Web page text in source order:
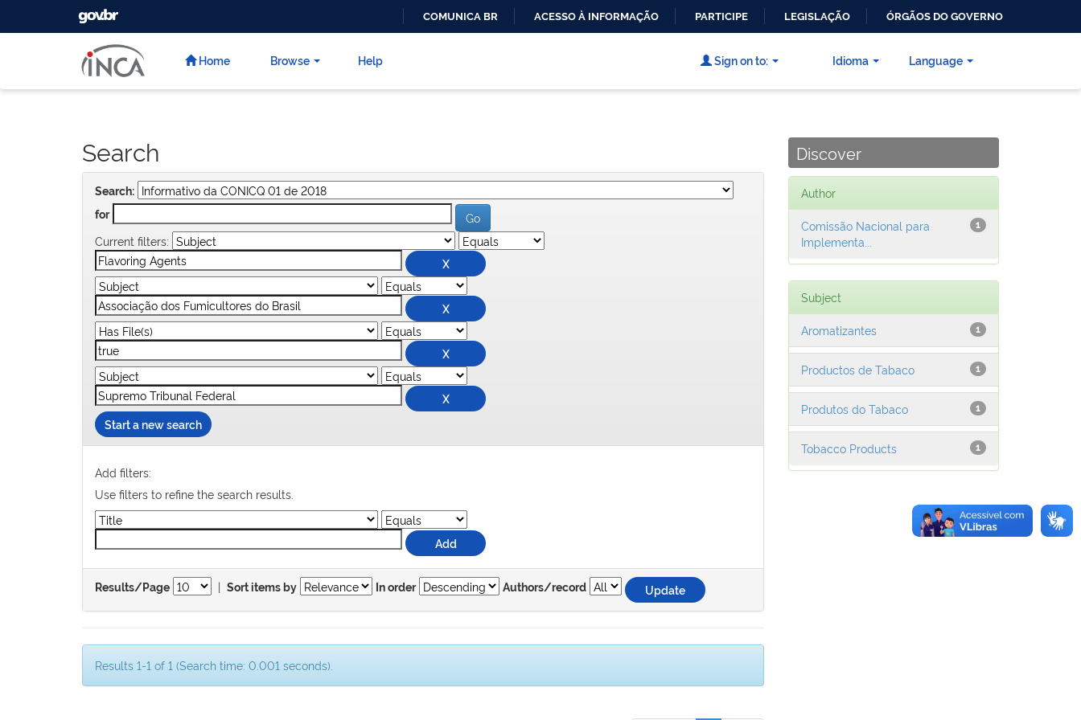
CONTEÚDO
GOVBR
COMUNICA BR ACESSO À INFORMAÇÃO PARTICIPE LEGISLAÇÃO ÓRGÃOS DO GOVERNO
Home Browse Help Language
Sign on to: Idioma
Search
Search:
for
Current filters:
Start a new search
Add filters:
Use filters to refine the search results.
Results/Page | Sort items by In order Authors/record
Results 1-1 of 1 (Search time: 0.001 seconds).
Discover
Author
1
Comissão Nacional para
Implementa...
Subject
1
Aromatizantes
1
Productos de Tabaco
1
Produtos do Tabaco
1
Tobacco Products